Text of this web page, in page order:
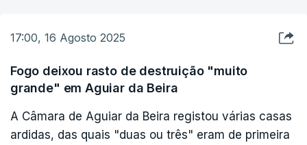
17:00, 16 Agosto 2025
Fogo deixou rasto de destruição "muito
grande" em Aguiar da Beira
A Câmara de Aguiar da Beira registou várias casas
ardidas, das quais "duas ou três" eram de primeira